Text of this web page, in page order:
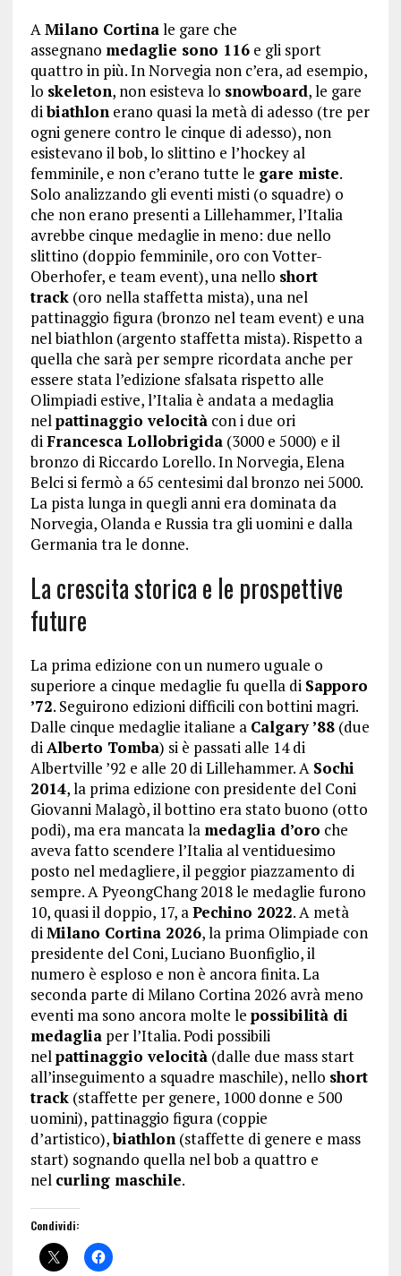
AMilano Cortinale gare che
assegnano medaglie sono 116e gli sport
quattro in più. In Norvegia non c’era, ad esempio,
lo skeleton, non esisteva lo snowboard, le gare
dibiathlonerano quasi la metà di adesso (tre per
ogni genere contro le cinque di adesso), non
esistevano il bob, lo slittino e l’hockey al
femminile, e non c’erano tutte le gare miste.
Solo analizzando gli eventi misti (o squadre) o
che non erano presenti a Lillehammer, l’Italia
avrebbe cinque medaglie in meno: due nello
slittino (doppio femminile, oro con Votter-
Oberhofer, e team event), una nello short
track(oro nella staffetta mista), una nel
pattinaggio figura (bronzo nel team event) e una
nel biathlon (argento staffetta mista). Rispetto a
quella che sarà per sempre ricordata anche per
essere stata l’edizione sfalsata rispetto alle
Olimpiadi estive, l’Italia è andata a medaglia
nelpattinaggio velocitàcon i due ori
diFrancesca Lollobrigida(3000 e 5000) e il
bronzo di Riccardo Lorello. In Norvegia, Elena
Belci si fermò a 65 centesimi dal bronzo nei 5000.
La pista lunga in quegli anni era dominata da
Norvegia, Olanda e Russia tra gli uomini e dalla
Germania tra le donne.
La crescita storica e le prospettive
future
La prima edizione con un numero uguale o
superiore a cinque medaglie fu quella di Sapporo
’72. Seguirono edizioni difficili con bottini magri.
Dalle cinque medaglie italiane a Calgary ’88(due
diAlberto Tomba) si è passati alle 14 di
Albertville ’92 e alle 20 di Lillehammer. A Sochi
2014, la prima edizione con presidente del Coni
Giovanni Malagò, il bottino era stato buono (otto
podi), ma era mancata la medaglia d’oro che
aveva fatto scendere l’Italia al ventiduesimo
posto nel medagliere, il peggior piazzamento di
sempre. A PyeongChang 2018 le medaglie furono
10, quasi il doppio, 17, aPechino 2022. A metà
diMilano Cortina 2026, la prima Olimpiade con
presidente del Coni, Luciano Buonfiglio, il
numero è esploso e non è ancora finita. La
seconda parte di Milano Cortina 2026 avrà meno
eventi ma sono ancora molte le possibilità di
medagliaper l’Italia. Podi possibili
nelpattinaggio velocità(dalle due mass start
all’inseguimento a squadre maschile), nello short
track(staffette per genere, 1000 donne e 500
uomini), pattinaggio figura (coppie
d’artistico),biathlon(staffette di genere e mass
start) sognando quella nel bob a quattro e
nel curling maschile.
Condividi: